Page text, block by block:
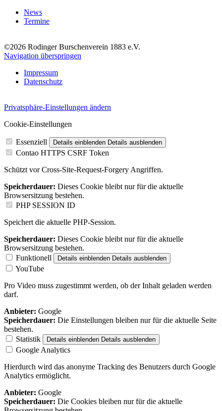
News
Termine
©2026 Rodinger Burschenverein 1883 e.V.
Navigation überspringen
Impressum
Datenschutz
Privatsphäre-Einstellungen ändern
Cookie-Einstellungen
Essenziell Details einblenden Details ausblenden
Contao HTTPS CSRF Token
Schützt vor Cross-Site-Request-Forgery Angriffen.
Speicherdauer: Dieses Cookie bleibt nur für die aktuelle
Browsersitzung bestehen.
PHP SESSION ID
Speichert die aktuelle PHP-Session.
Speicherdauer: Dieses Cookie bleibt nur für die aktuelle
Browsersitzung bestehen.
Funktionell
Details einblenden Details ausblenden
YouTube
Pro Video muss zugestimmt werden, ob der Inhalt geladen werden
darf.
Anbieter: Google
Speicherdauer: Die Einstellungen bleiben nur für die aktuelle Seite
bestehen.
Statistik
Details einblenden Details ausblenden
Google Analytics
Hierdurch wird das anonyme Tracking des Benutzers durch Google
Analytics ermöglicht.
Anbieter: Google
Speicherdauer: Die Cookies bleiben nur für die aktuelle